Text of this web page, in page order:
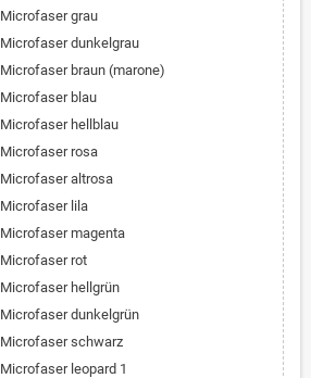
Microfaser grau
Microfaser dunkelgrau
Microfaser braun (marone)
Microfaser blau
Microfaser hellblau
Microfaser rosa
Microfaser altrosa
Microfaser lila
Microfaser magenta
Microfaser rot
Microfaser hellgrün
Microfaser dunkelgrün
Microfaser schwarz
Microfaser leopard 1